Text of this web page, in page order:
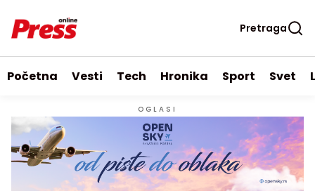
Pretraga
Početna Vesti Tech Hronika Sport Svet
OGLASI